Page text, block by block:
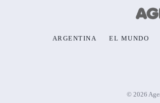
ARGENTINA EL MUNDO
© 2026